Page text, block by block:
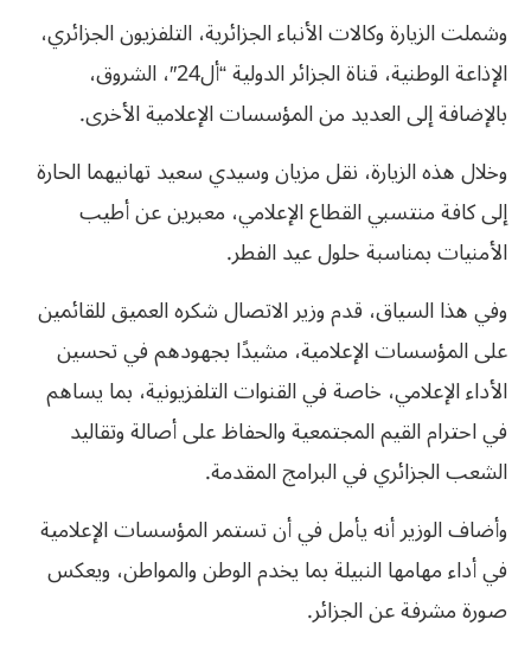
وشملت الزيارة وكالات الأنباء الجزائرية، التلفزيون الجزائري،
الإذاعة الوطنية، قناة الجزائر الدولية “أل24″، الشروق،
بالإضافة إلى العديد من المؤسسات الإعلامية الأخرى.
وخلال هذه الزيارة، نقل مزيان وسيدي سعيد تهانيهما الحارة
إلى كافة منتسبي القطاع الإعلامي، معبرين عن أطيب
الأمنيات بمناسبة حلول عيد الفطر.
وفي هذا السياق، قدم وزير الاتصال شكره العميق للقائمين
على المؤسسات الإعلامية، مشيدًا بجهودهم في تحسين
الأداء الإعلامي، خاصة في القنوات التلفزيونية، بما يساهم
في احترام القيم المجتمعية والحفاظ على أصالة وتقاليد
الشعب الجزائري في البرامج المقدمة.
وأضاف الوزير أنه يأمل في أن تستمر المؤسسات الإعلامية
في أداء مهامها النبيلة بما يخدم الوطن والمواطن، ويعكس
صورة مشرفة عن الجزائر.